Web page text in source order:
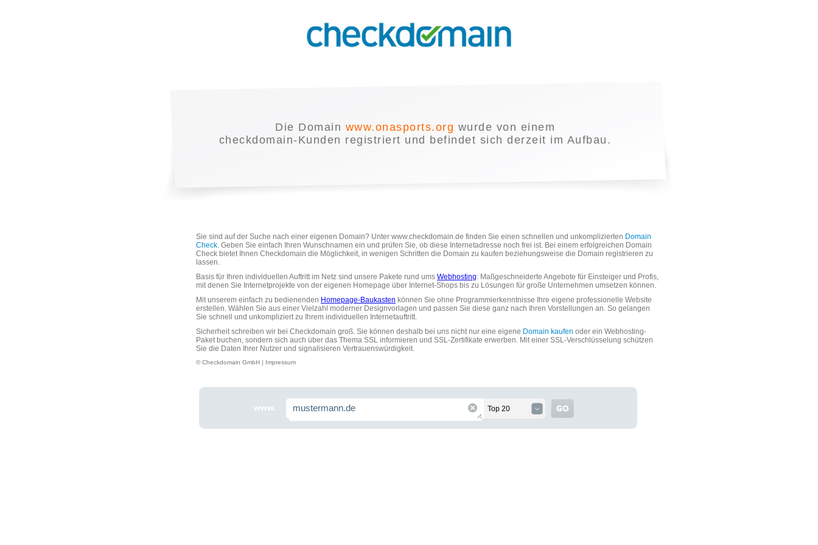
Die Domain www.onasports.org wurde von einem
checkdomain-Kunden registriert und befindet sich derzeit im Aufbau.
Sie sind auf der Suche nach einer eigenen Domain? Unter www.checkdomain.de finden Sie einen schnellen und unkomplizierten Domain
Check. Geben Sie einfach Ihren Wunschnamen ein und prüfen Sie, ob diese Internetadresse noch frei ist. Bei einem erfolgreichen Domain
Check bietet Ihnen Checkdomain die Möglichkeit, in wenigen Schritten die Domain zu kaufen beziehungsweise die Domain registrieren zu
lassen.
Basis für Ihren individuellen Auftritt im Netz sind unsere Pakete rund ums Webhosting: Maßgeschneiderte Angebote für Einsteiger und Profis,
mit denen Sie Internetprojekte von der eigenen Homepage über Internet-Shops bis zu Lösungen für große Unternehmen umsetzen können.
Mit unserem einfach zu bedienenden Homepage-Baukasten können Sie ohne Programmierkenntnisse Ihre eigene professionelle Website
erstellen. Wählen Sie aus einer Vielzahl moderner Designvorlagen und passen Sie diese ganz nach Ihren Vorstellungen an. So gelangen
Sie schnell und unkompliziert zu Ihrem individuellen Internetauftritt.
Sicherheit schreiben wir bei Checkdomain groß. Sie können deshalb bei uns nicht nur eine eigene Domain kaufen oder ein Webhosting-
Paket buchen, sondern sich auch über das Thema SSL informieren und SSL-Zertifikate erwerben. Mit einer SSL-Verschlüsselung schützen
Sie die Daten Ihrer Nutzer und signalisieren Vertrauenswürdigkeit.
© Checkdomain GmbH | Impressum
www. Top 20